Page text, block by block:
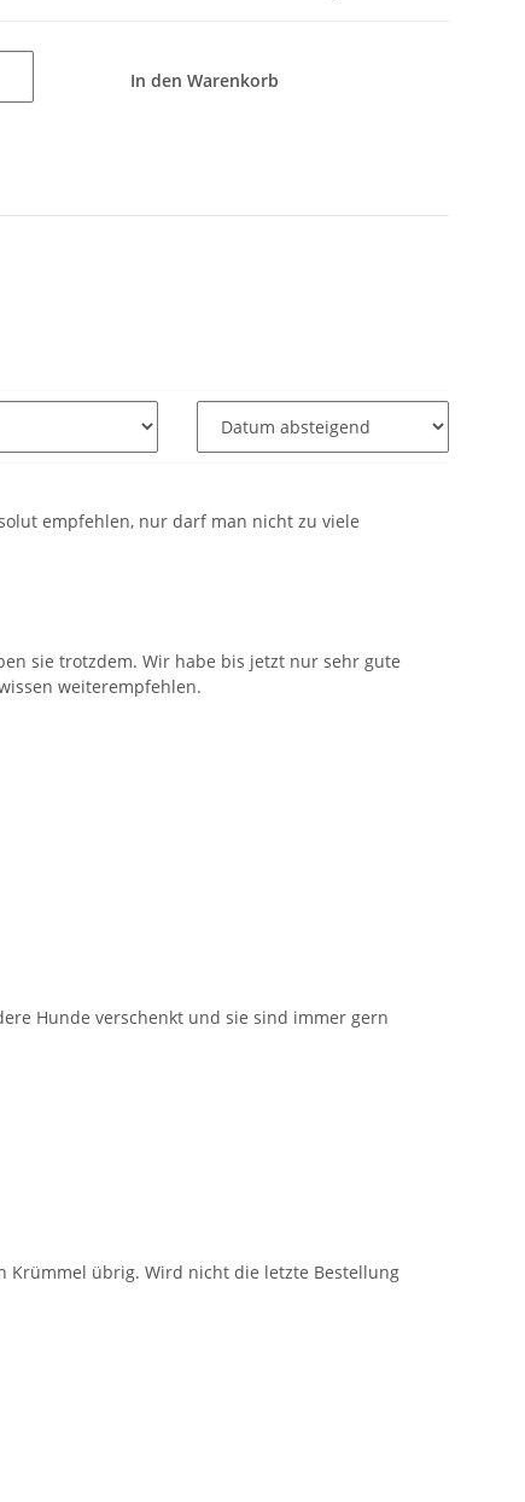
In den Warenkorb
empfehlen, nur darf man nicht zu viele
sie trotzdem. Wir habe bis jetzt nur sehr gute
weiterempfehlen.
Hunde verschenkt und sie sind immer gern
Krümmel übrig. Wird nicht die letzte Bestellung